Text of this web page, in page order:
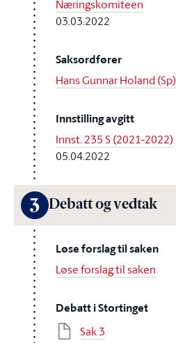
Næringskomiteen
03.03.2022
Saksordfører
Hans Gunnar Holand (Sp)
Innstilling avgitt
Innst. 235 S (2021-2022)
05.04.2022
3 Debatt og vedtak
Løse forslag til saken
Løse forslag til saken
Debatt i Stortinget
Sak 3